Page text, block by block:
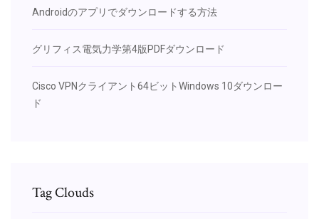
Androidのアプリでダウンロードする方法
グリフィス電気力学第4版PDFダウンロード
Cisco VPNクライアント64ビットWindows 10ダウンロー
ド
Tag Clouds